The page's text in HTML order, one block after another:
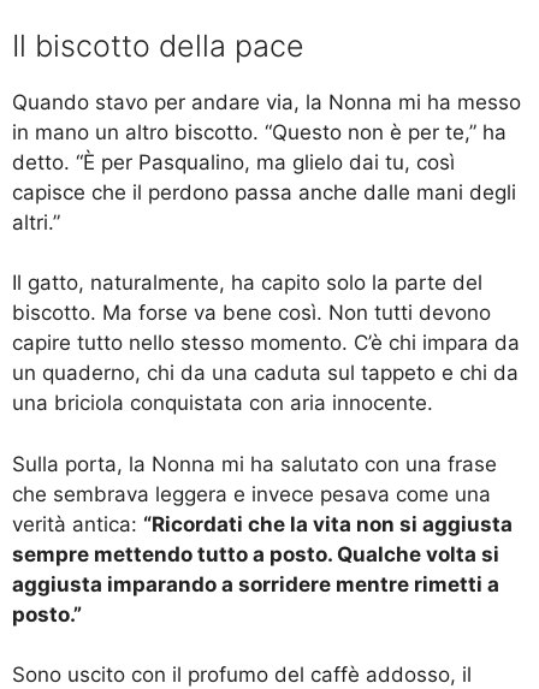
Il biscotto della pace
Quando stavo per andare via, la Nonna mi ha messo
in mano un altro biscotto. “Questo non è per te,” ha
detto. “È per Pasqualino, ma glielo dai tu, così
capisce che il perdono passa anche dalle mani degli
altri.”
Il gatto, naturalmente, ha capito solo la parte del
biscotto. Ma forse va bene così. Non tutti devono
capire tutto nello stesso momento. C’è chi impara da
un quaderno, chi da una caduta sul tappeto e chi da
una briciola conquistata con aria innocente.
Sulla porta, la Nonna mi ha salutato con una frase
che sembrava leggera e invece pesava come una
verità antica: “Ricordati che la vita non si aggiusta
sempre mettendo tutto a posto. Qualche volta si
aggiusta imparando a sorridere mentre rimetti a
posto.”
Sono uscito con il profumo del caffè addosso, il